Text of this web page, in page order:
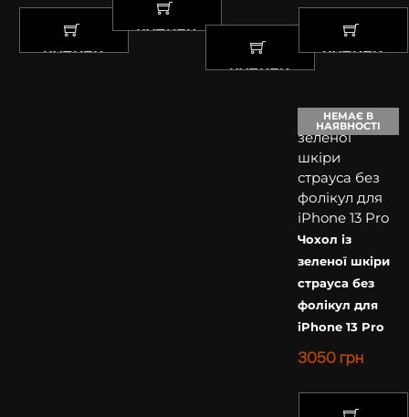
КУПИТИ
КУПИТИ
КУПИТИ
КУПИТИ
НЕМАЄ В
НАЯВНОСТІ
Чохол із
зеленої шкіри
страуса без
фолікул для
iPhone 13 Pro
3050 грн